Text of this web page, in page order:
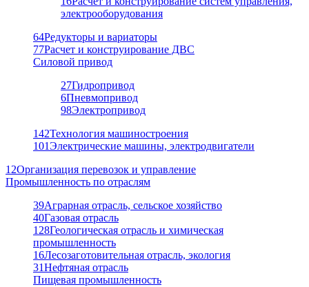
электрооборудования
64Редукторы и вариаторы
77Расчет и конструирование ДВС
Силовой привод
27Гидропривод
6Пневмопривод
98Электропривод
142Технология машиностроения
101Электрические машины, электродвигатели
12Организация перевозок и управление
Промышленность по отраслям
39Аграрная отрасль, сельское хозяйство
40Газовая отрасль
128Геологическая отрасль и химическая
промышленность
16Лесозаготовительная отрасль, экология
31Нефтяная отрасль
Пищевая промышленность